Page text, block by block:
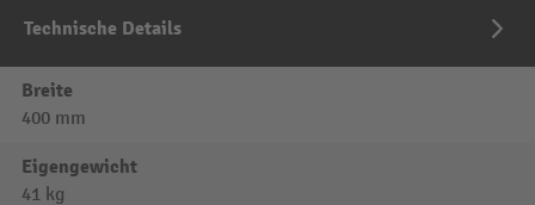
Technische Details
Breite
400 mm
Eigengewicht
41 kg